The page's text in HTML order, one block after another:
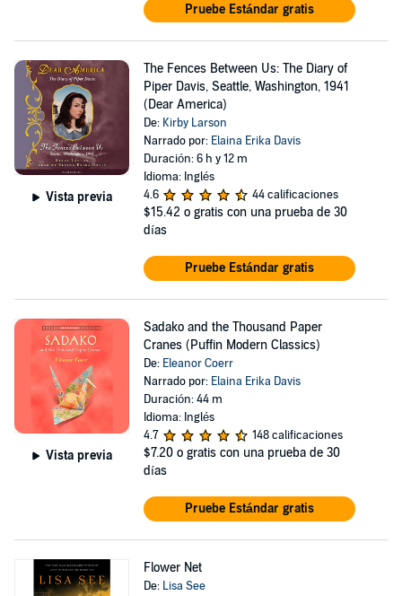
Pruebe Estándar gratis
Vista previa
The Fences Between Us: The Diary of
Piper Davis, Seattle, Washington, 1941
(Dear America)
De: Kirby Larson
Narrado por: Elaina Erika Davis
Duración: 6 h y 12 m
Idioma: Inglés
4.6
44 calificaciones
$15.42 o gratis con una prueba de 30
días
Pruebe Estándar gratis
Vista previa
Sadako and the Thousand Paper
Cranes (Puffin Modern Classics)
De: Eleanor Coerr
Narrado por: Elaina Erika Davis
Duración: 44 m
Idioma: Inglés
4.7
148 calificaciones
$7.20 o gratis con una prueba de 30
días
Pruebe Estándar gratis
Flower Net
De: Lisa See